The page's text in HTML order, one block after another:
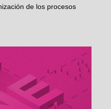
de los procesos